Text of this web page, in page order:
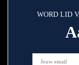
WORD LID